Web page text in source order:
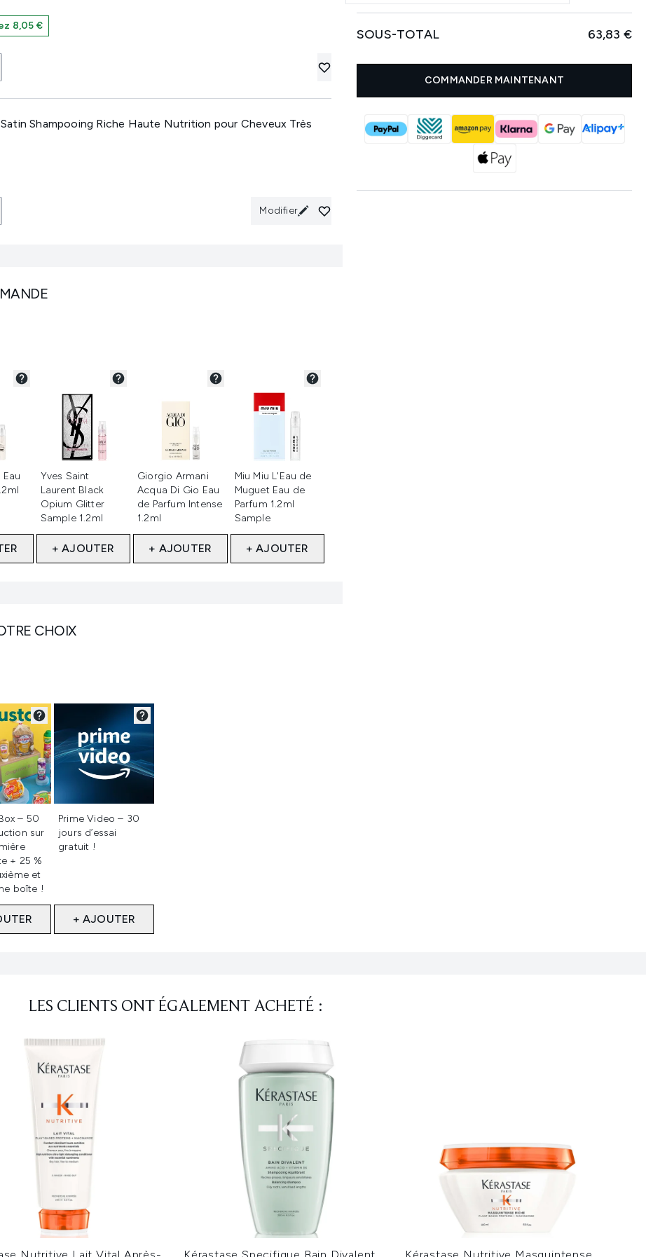
8,05 €
Shampooing Riche Haute Nutrition pour Cheveux Très
Modifier
Yves Saint
Laurent Black
Opium Glitter
Sample 1.2ml
+ AJOUTER
Giorgio Armani
Acqua Di Gio Eau
de Parfum Intense
1.2ml
+ AJOUTER
Miu Miu L'Eau de
Muguet Eau de
Parfum 1.2ml
Sample
+ AJOUTER
CHOIX
– 50
sur
+ 25 %
et
boîte !
Prime Video – 30
jours d’essai
gratuit !
+ AJOUTER
SOUS-TOTAL 63,83 €
COMMANDER MAINTENANT
LES CLIENTS ONT ÉGALEMENT ACHETÉ :
Nutritive Lait Vital Après-
Kérastase Specifique Bain Divalent
Kérastase Nutritive Masquintense